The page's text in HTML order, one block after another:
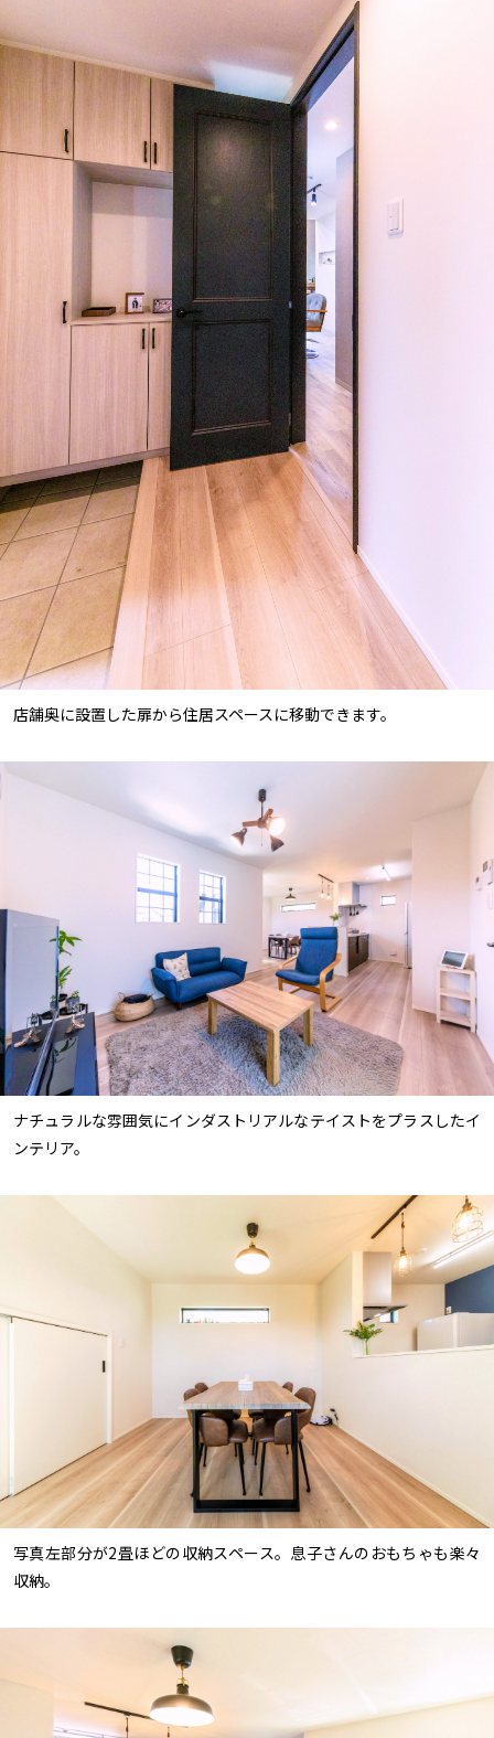
店舗奥に設置した扉から住居スペースに移動できます。
ナチュラルな雰囲気にインダストリアルなテイストをプラスしたイ
ンテリア。
写真左部分が2畳ほどの収納スペース。息子さんのおもちゃも楽々
収納。